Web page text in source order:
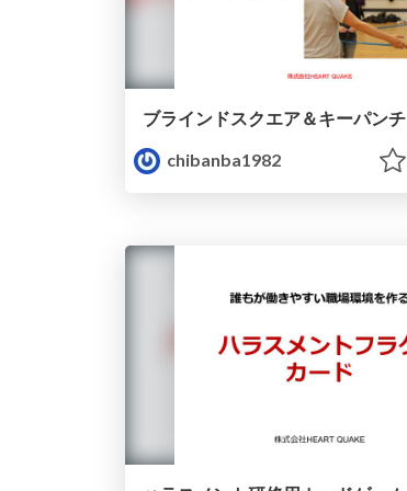
ブラインドスクエア＆キーパンチ
chibanba1982